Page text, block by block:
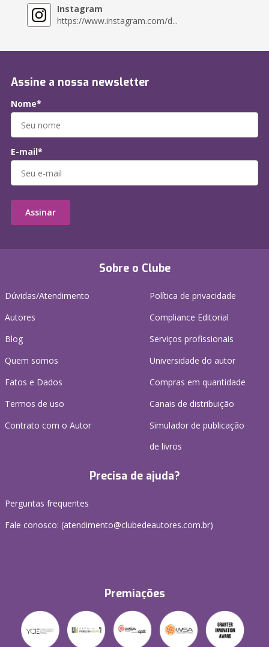
Instagram
https://www.instagram.com/d...
Sobre o Clube
Dúvidas/Atendimento
Autores
Blog
Quem somos
Fatos e Dados
Termos de uso
Contrato com o Autor
Política de privacidade
Compliance Editorial
Serviços profissionais
Universidade do autor
Compras em quantidade
Canais de distribuição
Simulador de publicação
de livros
Precisa de ajuda?
Perguntas frequentes
Fale conosco: (atendimento@clubedeautores.com.br)
Premiações
Assine a nossa newsletter
Nome*
E-mail*
Assinar